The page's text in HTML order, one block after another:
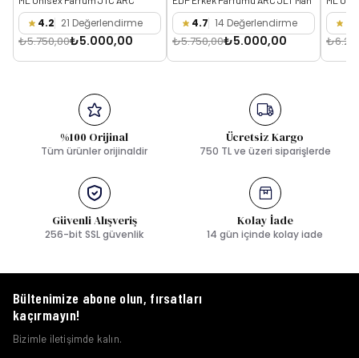
₺5.750,00₺5.000,00 ₺5.750,00₺5.000,00
%100 Orijinal
Tüm ürünler orijinaldir
Ücretsiz Kargo
750 TL ve üzeri siparişlerde
Güvenli Alışveriş
256-bit SSL güvenlik
Kolay İade
14 gün içinde kolay iade
Bültenimize abone olun, fırsatları
Bizimle iletişimde kalın.